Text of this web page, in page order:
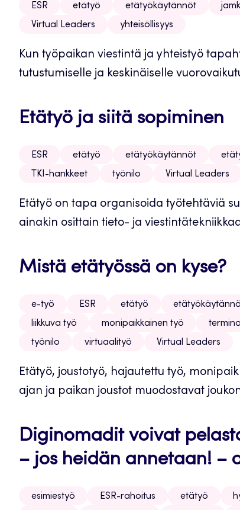
ESR etätyö etätyökäytännöt jamk
Virtual Leaders
yhteisöllisyys
Kun työpaikan viestintä ja yhteistyö
tutustumiselle ja keskinäiselle
Etätyö ja siitä sopiminen
ESR etätyö etätyökäytännöt
TKI-hankkeet
työnilo Virtual Leaders
Etätyö on tapa organisoida työtehtäviä
ainakin osittain tieto- ja
Mistä etätyössä on kyse?
e-työ ESR etätyö
liikkuva työ
monipaikkainen työ
työnilo
virtuaalityö Virtual Leaders
Etätyö, joustotyö, hajautettu työ,
ajan ja paikan joustot muodostavat
Diginomadit voivat
– jos heidän annetaan! –
esimiestyö ESR-rahoitus etätyö